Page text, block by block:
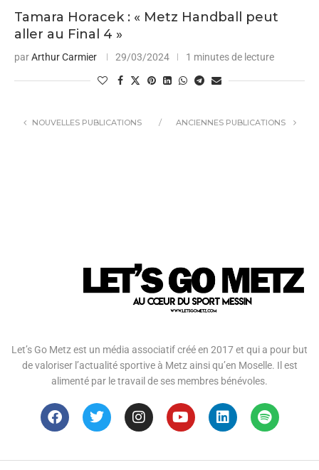
Tamara Horacek : « Metz Handball peut
aller au Final 4 »
parArthur Carmier 29/03/2024 1 minutes de lecture
NOUVELLES PUBLICATIONS ANCIENNES PUBLICATIONS
Let’s Go Metz est un média associatif créé en 2017 et qui a pour but
de valoriser l’actualité sportive à Metz ainsi qu’en Moselle. Il est
alimenté par le travail de ses membres bénévoles.